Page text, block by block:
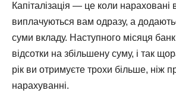
Капіталізація — це коли нараховані
виплачуються вам одразу, а
суми вкладу. Наступного місяця
відсотки на збільшену суму, і так
рік ви отримуєте трохи більше, ніж
нарахуванні.